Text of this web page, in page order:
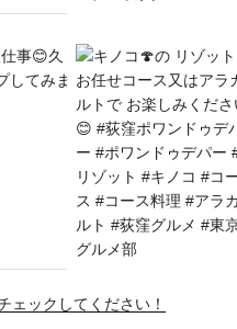
ェックしてください！